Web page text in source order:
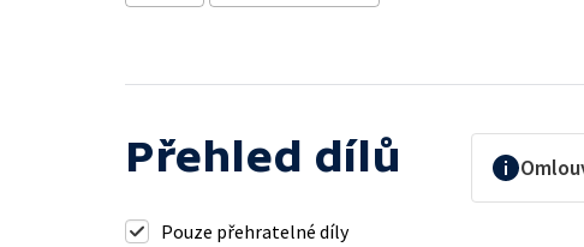
Přehled dílů
Pouze přehratelné díly